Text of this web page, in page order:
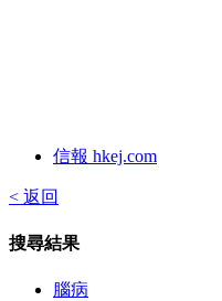
信報 hkej.com
< 返回
搜尋結果
腦病